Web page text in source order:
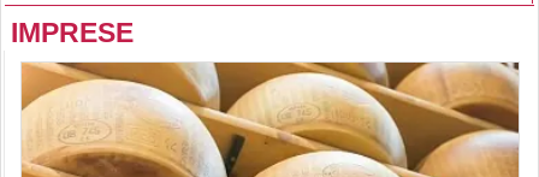
IMPRESE